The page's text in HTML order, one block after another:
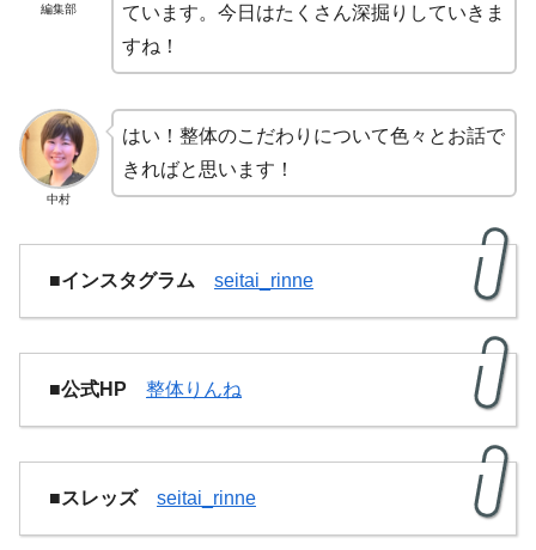
編集部
ています。今日はたくさん深掘りしていきま
すね！
中村
はい！整体のこだわりについて色々とお話で
きればと思います！
■インスタグラム seitai_rinne
■公式HP 整体りんね
■スレッズ seitai_rinne